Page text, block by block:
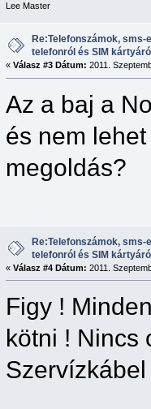
Lee Master
Re:Telefonszámok,
telefonról és SIM
« Válasz #3 Dátum: 2011.
Az a baj a
és nem
megoldás?
Re:Telefonszámok,
telefonról és SIM
« Válasz #4 Dátum: 2011.
Figy !
kötni ! Nincs